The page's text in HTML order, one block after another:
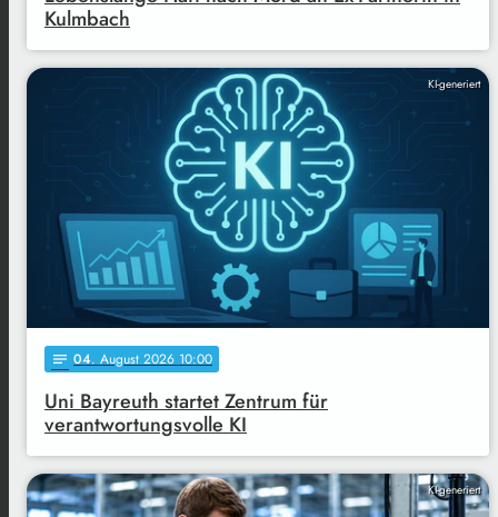
Kulmbach
KI-generiert
notes 04. August 2026 10:00
Uni Bayreuth startet Zentrum für
verantwortungsvolle KI
KI-generiert